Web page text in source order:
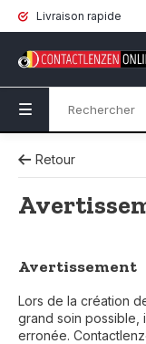
Livraison rapide
Retour
Avertissement
Lors de la création
grand soin possible,
erronée.